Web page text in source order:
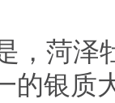
，菏泽
的银质